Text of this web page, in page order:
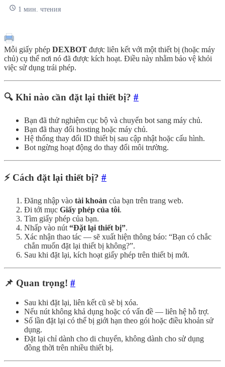
1 мин. чтения
Mỗi giấy phép DEXBOT được liên kết với một thiết bị (hoặc máy
chủ) cụ thể nơi nó đã được kích hoạt. Điều này nhằm bảo vệ khỏi
việc sử dụng trái phép.
🔍 Khi nào cần đặt lại thiết bị? #
Bạn đã thử nghiệm cục bộ và chuyển bot sang máy chủ.
Bạn đã thay đổi hosting hoặc máy chủ.
Hệ thống thay đổi ID thiết bị sau cập nhật hoặc cấu hình.
Bot ngừng hoạt động do thay đổi môi trường.
⚡ Cách đặt lại thiết bị? #
Đăng nhập vào tài khoản của bạn trên trang web.
Đi tới mục Giấy phép của tôi.
Tìm giấy phép của bạn.
Nhấp vào nút “Đặt lại thiết bị”.
Xác nhận thao tác — sẽ xuất hiện thông báo: “Bạn có chắc
chắn muốn đặt lại thiết bị không?”.
Sau khi đặt lại, kích hoạt giấy phép trên thiết bị mới.
📌 Quan trọng! #
Sau khi đặt lại, liên kết cũ sẽ bị xóa.
Nếu nút không khả dụng hoặc có vấn đề — liên hệ hỗ trợ.
Số lần đặt lại có thể bị giới hạn theo gói hoặc điều khoản sử
dụng.
Đặt lại chỉ dành cho di chuyển, không dành cho sử dụng
đồng thời trên nhiều thiết bị.